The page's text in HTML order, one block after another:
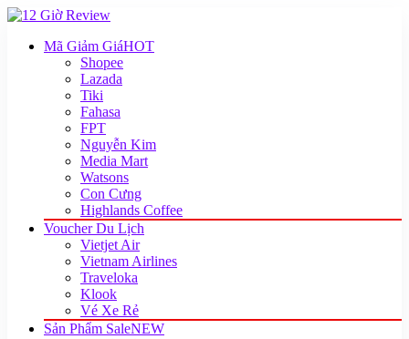
Mã Giảm GiáHOT
Shopee
Lazada
Tiki
Fahasa
FPT
Nguyễn Kim
Media Mart
Watsons
Con Cưng
Highlands Coffee
Voucher Du Lịch
Vietjet Air
Vietnam Airlines
Traveloka
Klook
Vé Xe Rẻ
Sản Phẩm SaleNEW